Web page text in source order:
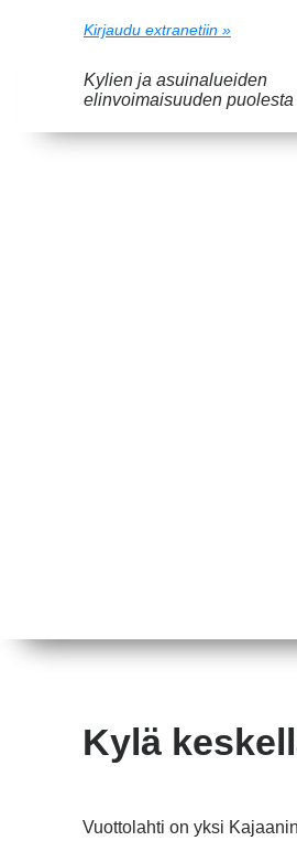
Kirjaudu extranetiin »
Kylien ja asuinalueiden
elinvoimaisuuden puolesta
Kylä
Vuottolahti on yksi